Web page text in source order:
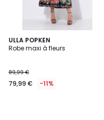
ULLA POPKEN
Robe maxi à fleurs
89,99 €
79,99 € -11%